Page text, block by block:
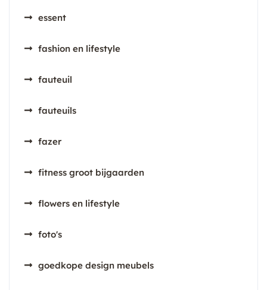
essent
fashion en lifestyle
fauteuil
fauteuils
fazer
fitness groot bijgaarden
flowers en lifestyle
foto's
goedkope design meubels